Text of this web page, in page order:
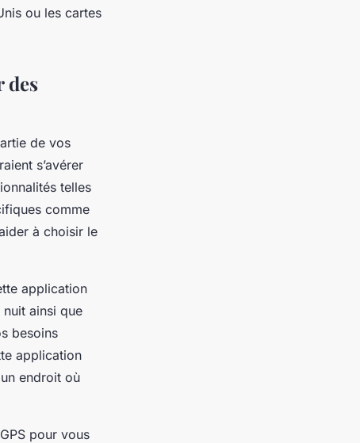
ou les cartes
des
de vos
s’avérer
telles
comme
à choisir le
application
ainsi que
besoins
application
endroit où
pour vous